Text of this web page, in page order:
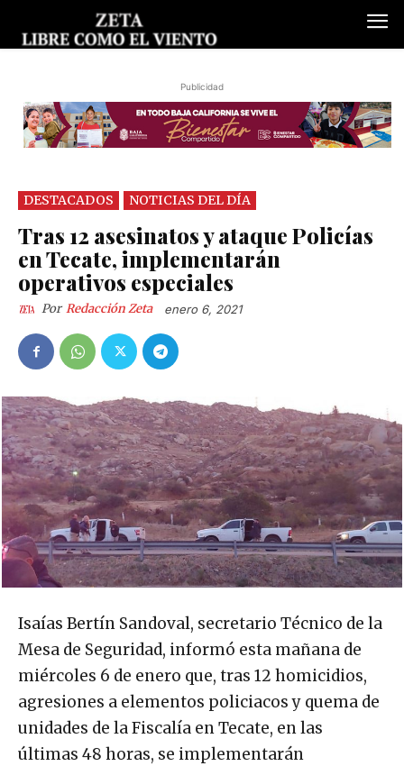
Publicidad
DESTACADOS NOTICIAS DEL DÍA
Tras 12 asesinatos y ataque Policías
en Tecate, implementarán
operativos especiales
Por Redacción Zeta enero 6, 2021
Isaías Bertín Sandoval, secretario Técnico de la
Mesa de Seguridad, informó esta mañana de
miércoles 6 de enero que, tras 12 homicidios,
agresiones a elementos policiacos y quema de
unidades de la Fiscalía en Tecate, en las
últimas 48 horas, se implementarán